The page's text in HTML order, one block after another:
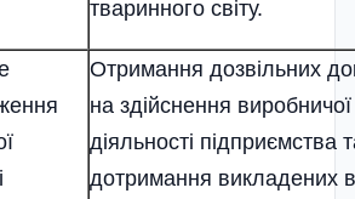
тваринного світу.
Отримання дозвільних
на здійснення виробничої
діяльності підприємства
дотримання викладених